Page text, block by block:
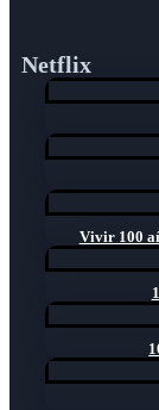
Netflix
Vivir 100